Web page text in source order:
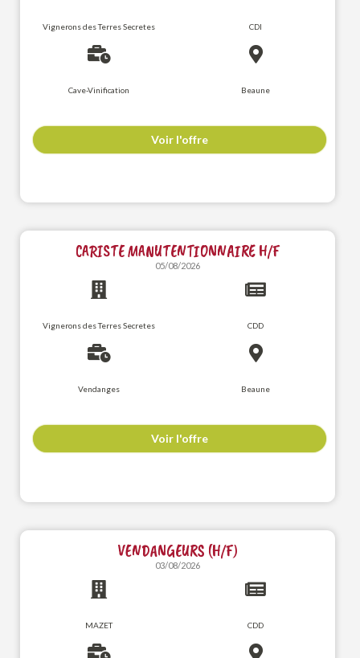
Vignerons des Terres Secretes CDI
Cave-Vinification Beaune
Voir l'offre
CARISTE MANUTENTIONNAIRE H/F
05/08/2026
Vignerons des Terres Secretes CDD
Vendanges Beaune
Voir l'offre
VENDANGEURS (H/F)
03/08/2026
MAZET CDD